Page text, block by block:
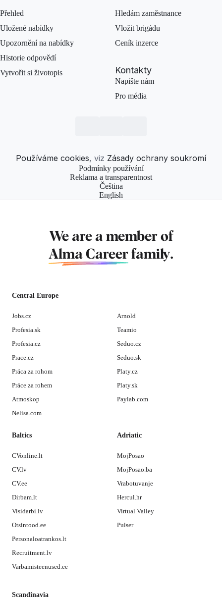
Přehled
Uložené nabídky
Upozornění na nabídky
Historie odpovědí
Vytvořit si životopis
Hledám zaměstnance
Vložit brigádu
Ceník inzerce
Kontakty
Napište nám
Pro média
Používáme cookies, viz Zásady ochrany soukromí
Podmínky používání
Reklama a transparentnost
Čeština
English
We are a member of
Alma Career family.
Central Europe
Jobs.cz
Profesia.sk
Profesia.cz
Prace.cz
Práca za rohom
Práce za rohem
Atmoskop
Nelisa.com
Arnold
Teamio
Seduo.cz
Seduo.sk
Platy.cz
Platy.sk
Paylab.com
Baltics
CVonline.lt
CV.lv
CV.ee
Dirbam.lt
Visidarbi.lv
Otsintood.ee
Personaloatrankos.lt
Recruitment.lv
Varbamisteenused.ee
Adriatic
MojPosao
MojPosao.ba
Vrabotuvanje
Hercul.hr
Virtual Valley
Pulser
Scandinavia